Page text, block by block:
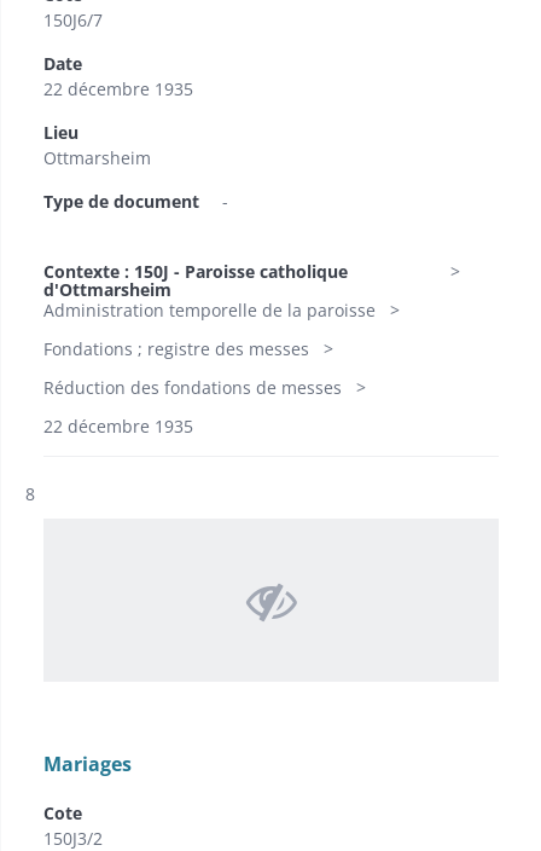
150J6/7
Date
22 décembre 1935
Lieu
Ottmarsheim
Type de document
-
Contexte : 150J - Paroisse catholique
d'Ottmarsheim
Administration temporelle de la paroisse
Fondations ; registre des messes
Réduction des fondations de messes
22 décembre 1935
Résultat n°
8
Mariages
Cote
150J3/2